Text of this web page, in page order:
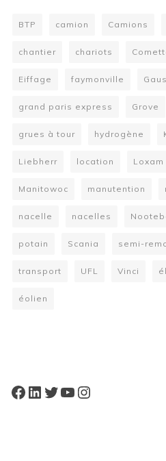
BTP camion Camions
chantier chariots
Eiffage faymonville
grand paris express Grove
grues à tour hydrogène
Liebherr location Loxam
Manitowoc manutention
nacelle nacelles
potain Scania semi-
transport UFL Vinci
éolien
Facebook
LinkedIn
Twitter
YouTube
Instagram